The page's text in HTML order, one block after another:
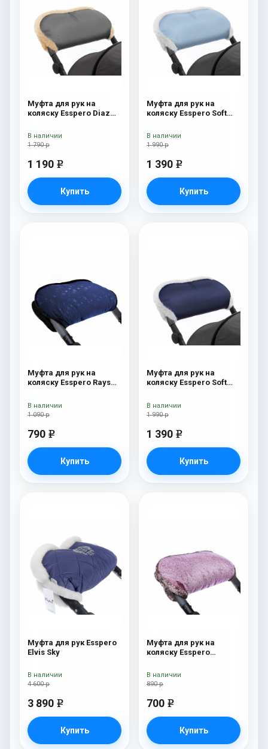
Муфта для рук на
коляску Esspero Diaz
Grey
1 790 р
1 190 e
Купить
В наличии
Муфта для рук на
коляску Esspero Soft
1 990 р
1 390 e
Купить
В наличии
Муфта для рук на
коляску Esspero Rays
1 090 р
790 e
Купить
В наличии
Муфта для рук на
коляску Esspero Soft
1 990 р
1 390 e
Купить
В наличии
Муфта для рук Esspero
Elvis Sky
4 600 р
3 890 e
Купить
В наличии
Муфта для рук на
коляску Esspero
890 р
700 e
Купить
В наличии